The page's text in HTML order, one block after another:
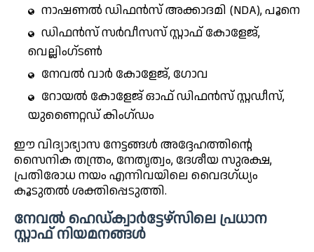
നാഷണൽ ഡിഫൻസ് അക്കാദമി (NDA), പൂനെ
ഡിഫൻസ് സർവീസസ് സ്റ്റാഫ് കോളേജ്,
വെല്ലിംഗ്ടൺ
നേവൽ വാർ കോളേജ്, ഗോവ
റോയൽ കോളേജ് ഓഫ് ഡിഫൻസ് സ്റ്റഡീസ്,
യുണൈറ്റഡ് കിംഗ്ഡം
ഈ വിദ്യാഭ്യാസ നേട്ടങ്ങൾ അദ്ദേഹത്തിന്റെ
സൈനിക തന്ത്രം, നേതൃത്വം, ദേശീയ സുരക്ഷ,
പ്രതിരോധ നയം എന്നിവയിലെ വൈദഗ്ധ്യം
കൂടുതൽ ശക്തിപ്പെടുത്തി.
നേവൽ ഹെഡ്ക്വാർട്ടേഴ്സിലെ പ്രധാന
സ്റ്റാഫ് നിയമനങ്ങൾ